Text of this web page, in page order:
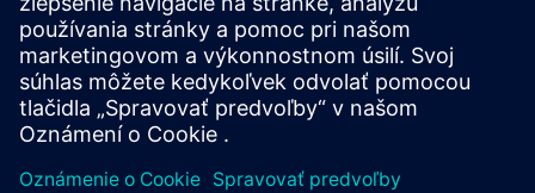
rozvádzačov 8DJH o udržateľné, ekologické riešenia
stredného napätia.